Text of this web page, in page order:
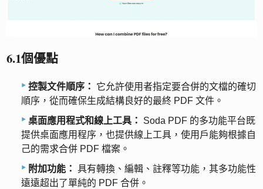
6.1個優點
控製文件順序：
它允許使用者指定要合併的文檔的確切
順序，從而確保生成結構良好的最終 PDF 文件。
桌面應用程式和線上工具：
Soda PDF 的多功能平台既
提供桌面應用程序，也提供線上工具，使用戶能夠根據自
己的需求合併 PDF 檔案。
附加功能： 具有轉換、編輯、註釋等功能，其多功能性
遠遠超出了單純的 PDF 合併。